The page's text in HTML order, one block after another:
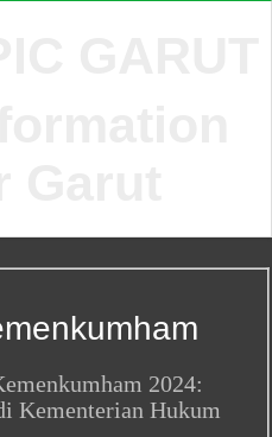
2024:
Kementerian Hukum